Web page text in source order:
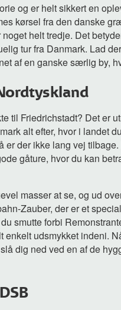
og er helt sikkert en
kørsel fra den danske
helt tredje. Det
tur fra Danmark. Lad
af en ganske særlig by,
til Friedrichstadt? Det er
alt efter, hvor i landet
der ikke lang vej
gåture, hvor du kan
masser at se, og ud
Zauber, der er et
smutte forbi
udsmykket indeni.
dig ned ved en af de